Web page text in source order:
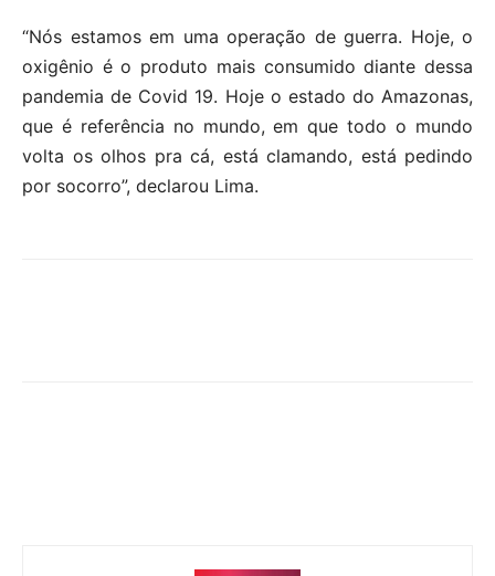
“Nós estamos em uma operação de guerra. Hoje, o
oxigênio é o produto mais consumido diante dessa
pandemia de Covid 19. Hoje o estado do Amazonas,
que é referência no mundo, em que todo o mundo
volta os olhos pra cá, está clamando, está pedindo
por socorro”, declarou Lima.